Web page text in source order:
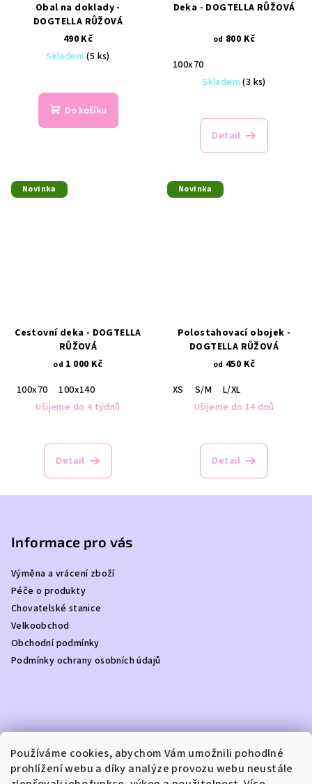
Používáme cookies, abychom Vám umožnili pohodlné
prohlížení webu a díky analýze provozu webu neustále
Obal na doklady -
DOGTELLA RŮŽOVÁ
490 Kč
Skladem(5 ks)
Do košíku
Deka - DOGTELLA RŮŽOVÁ
od 800 Kč
100x70
Skladem(3 ks)
Detail
Novinka
Cestovní deka - DOGTELLA
RŮŽOVÁ
od 1 000 Kč
100x70
100x140
Ušijeme do 4 týdnů
Detail
Novinka
Polostahovací obojek -
DOGTELLA RŮŽOVÁ
od 450 Kč
XS
S/M
L/XL
Ušijeme do 14 dnů
Detail
Informace pro vás
Výměna a vrácení zboží
Péče o produkty
Chovatelské stanice
Velkoobchod
Obchodní podmínky
Podmínky ochrany osobních údajů
Kontakt
info @dottydoggie.cz